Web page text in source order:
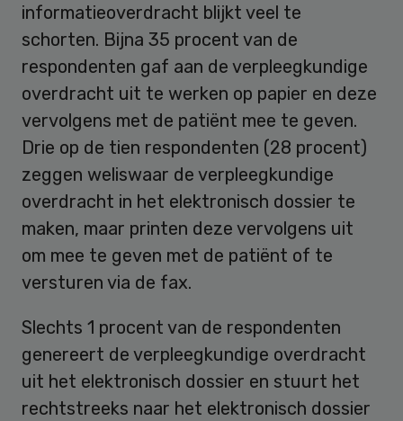
informatieoverdracht blijkt veel te
schorten. Bijna 35 procent van de
respondenten gaf aan de verpleegkundige
overdracht uit te werken op papier en deze
vervolgens met de patiënt mee te geven.
Drie op de tien respondenten (28 procent)
zeggen weliswaar de verpleegkundige
overdracht in het elektronisch dossier te
maken, maar printen deze vervolgens uit
om mee te geven met de patiënt of te
versturen via de fax.
Slechts 1 procent van de respondenten
genereert de verpleegkundige overdracht
uit het elektronisch dossier en stuurt het
rechtstreeks naar het elektronisch dossier